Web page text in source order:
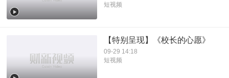
短视频
【特别呈现】《校长的心愿》
09-29 14:18
短视频